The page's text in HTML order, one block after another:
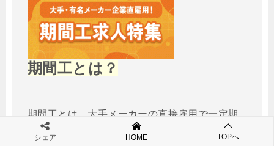
期間工とは？
期間工とは、大手メーカーの直接雇用で一定期
間働く契約社員のこと。
シェア HOME TOPへ